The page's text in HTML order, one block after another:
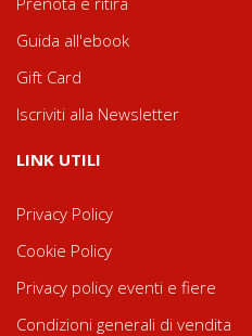
Guida all'ebook
Gift Card
Iscriviti alla Newsletter
LINK UTILI
Privacy Policy
Cookie Policy
Privacy policy eventi e fiere
Condizioni generali di vendita